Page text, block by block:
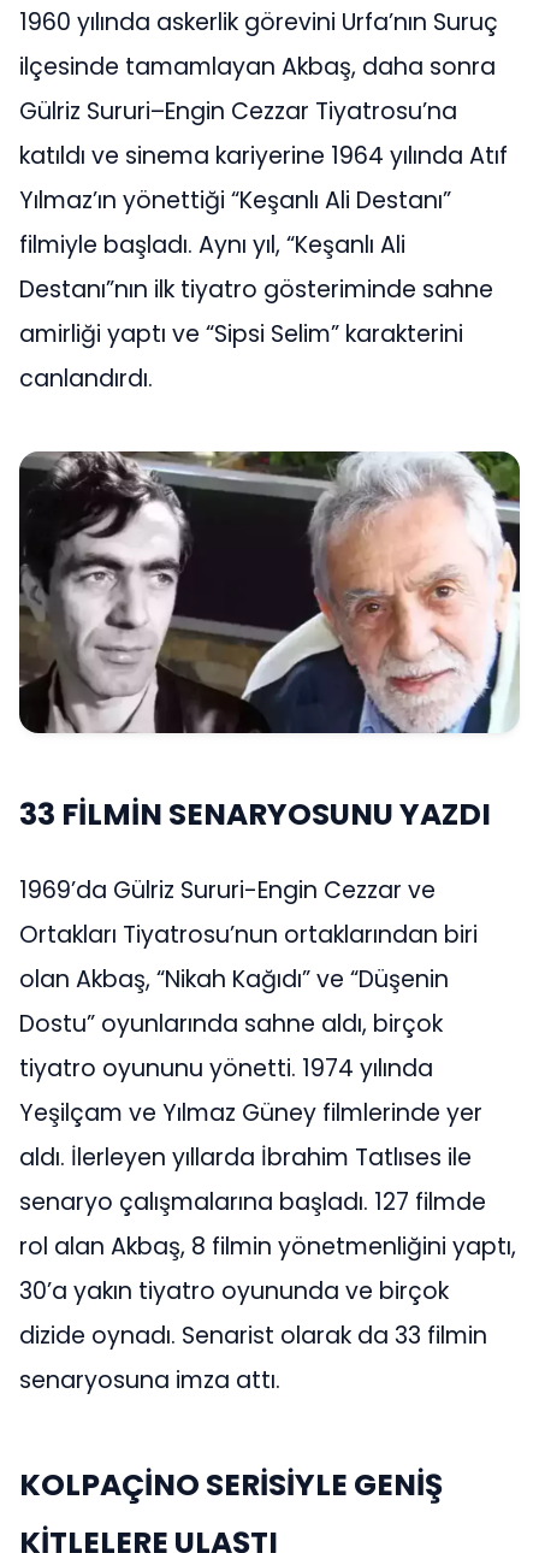
1960 yılında askerlik görevini Urfa’nın Suruç
ilçesinde tamamlayan Akbaş, daha sonra
Gülriz Sururi–Engin Cezzar Tiyatrosu’na
katıldı ve sinema kariyerine 1964 yılında Atıf
Yılmaz’ın yönettiği “Keşanlı Ali Destanı”
filmiyle başladı. Aynı yıl, “Keşanlı Ali
Destanı”nın ilk tiyatro gösteriminde sahne
amirliği yaptı ve “Sipsi Selim” karakterini
canlandırdı.
33 FİLMİN SENARYOSUNU YAZDI
1969’da Gülriz Sururi-Engin Cezzar ve
Ortakları Tiyatrosu’nun ortaklarından biri
olan Akbaş, “Nikah Kağıdı” ve “Düşenin
Dostu” oyunlarında sahne aldı, birçok
tiyatro oyununu yönetti. 1974 yılında
Yeşilçam ve Yılmaz Güney filmlerinde yer
aldı. İlerleyen yıllarda İbrahim Tatlıses ile
senaryo çalışmalarına başladı. 127 filmde
rol alan Akbaş, 8 filmin yönetmenliğini yaptı,
30’a yakın tiyatro oyununda ve birçok
dizide oynadı. Senarist olarak da 33 filmin
senaryosuna imza attı.
KOLPAÇİNO SERİSİYLE GENİŞ
KİTLELERE ULAŞTI